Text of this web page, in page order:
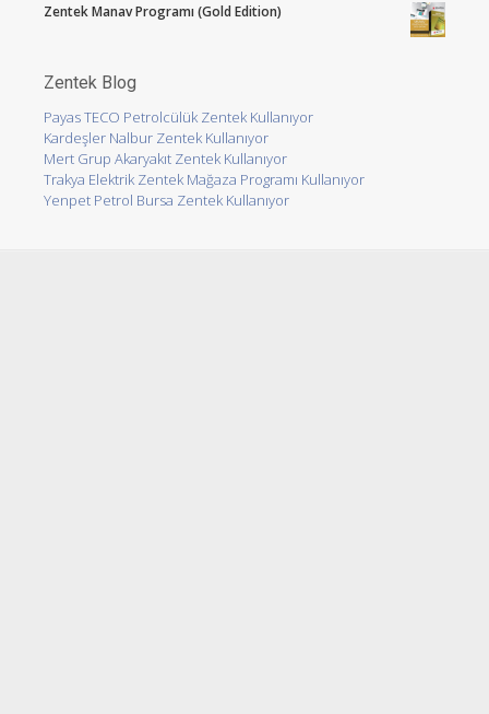
Zentek Manav Programı (Gold Edition)
Zentek Blog
Payas TECO Petrolcülük Zentek Kullanıyor
Kardeşler Nalbur Zentek Kullanıyor
Mert Grup Akaryakıt Zentek Kullanıyor
Trakya Elektrik Zentek Mağaza Programı Kullanıyor
Yenpet Petrol Bursa Zentek Kullanıyor